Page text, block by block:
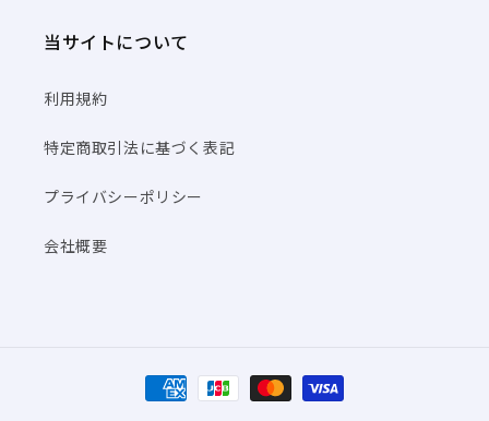
当サイトについて
利用規約
特定商取引法に基づく表記
プライバシーポリシー
会社概要
決
済